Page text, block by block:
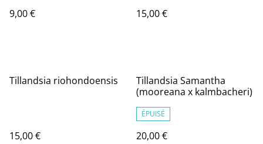
9,00 €
15,00 €
Tillandsia riohondoensis
15,00 €
Tillandsia Samantha
(mooreana x kalmbacheri)
ÉPUISÉ
20,00 €